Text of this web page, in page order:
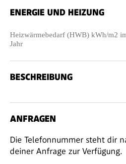
ENERGIE UND HEIZUNG
Heizwärmebedarf (HWB) kWh/m2
Jahr
BESCHREIBUNG
ANFRAGEN
Die Telefonnummer steht dir
deiner Anfrage zur Verfügung.